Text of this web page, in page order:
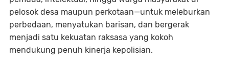
pelosok desa maupun perkotaan—untuk meleburkan
perbedaan, menyatukan barisan, dan bergerak
menjadi satu kekuatan raksasa yang kokoh
mendukung penuh kinerja kepolisian.